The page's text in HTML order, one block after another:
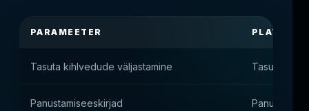
PARAMEETER
Tasuta kihlvedude väljastamine Tasuta
Panustamiseeskirjad